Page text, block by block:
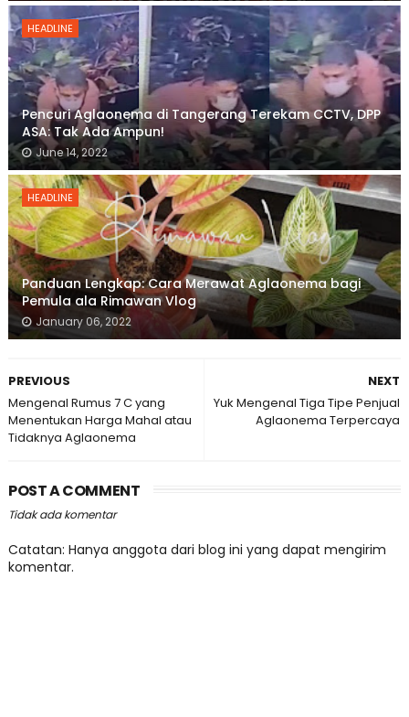
HEADLINE
Pencuri Aglaonema di Tangerang Terekam CCTV, DPP
ASA: Tak Ada Ampun!
June 14, 2022
HEADLINE
Panduan Lengkap: Cara Merawat Aglaonema bagi
Pemula ala Rimawan Vlog
January 06, 2022
NEXT
Yuk Mengenal Tiga Tipe Penjual
Aglaonema Terpercaya
PREVIOUS
Mengenal Rumus 7 C yang
Menentukan Harga Mahal atau
Tidaknya Aglaonema
POST A COMMENT
Tidak ada komentar
Catatan: Hanya anggota dari blog ini yang dapat mengirim
komentar.